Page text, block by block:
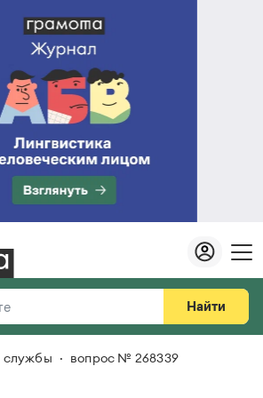
служба
Найти
службы вопрос № 268339